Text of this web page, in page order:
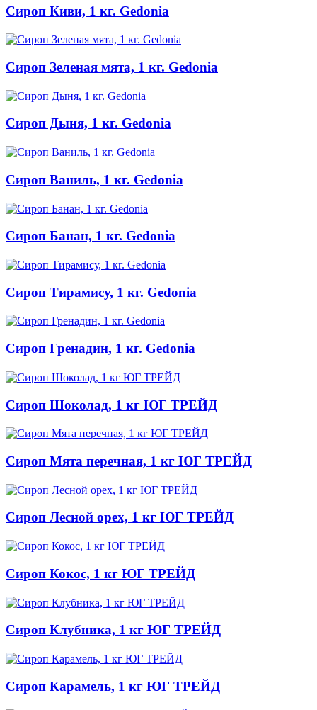
Сироп Киви, 1 кг. Gedonia
Сироп Зеленая мята, 1 кг. Gedonia
Сироп Дыня, 1 кг. Gedonia
Сироп Ваниль, 1 кг. Gedonia
Сироп Банан, 1 кг. Gedonia
Сироп Тирамису, 1 кг. Gedonia
Сироп Гренадин, 1 кг. Gedonia
Сироп Шоколад, 1 кг ЮГ ТРЕЙД
Сироп Мята перечная, 1 кг ЮГ ТРЕЙД
Сироп Лесной орех, 1 кг ЮГ ТРЕЙД
Сироп Кокос, 1 кг ЮГ ТРЕЙД
Сироп Клубника, 1 кг ЮГ ТРЕЙД
Сироп Карамель, 1 кг ЮГ ТРЕЙД